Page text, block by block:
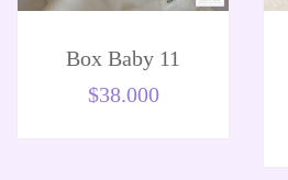
Box Baby 11
$38.000